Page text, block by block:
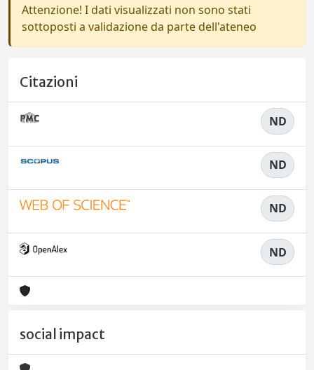
Attenzione! I dati visualizzati non sono stati
sottoposti a validazione da parte dell'ateneo
Citazioni
ND
ND
ND
ND
social impact